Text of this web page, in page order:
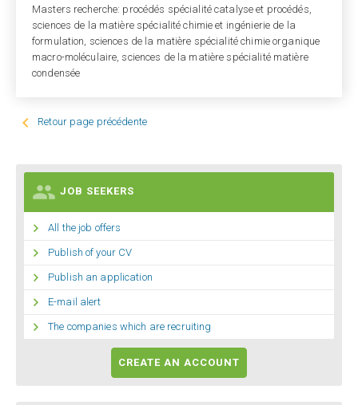
Masters recherche: procédés spécialité catalyse et procédés,
sciences de la matière spécialité chimie et ingénierie de la
formulation, sciences de la matière spécialité chimie organique
macro-moléculaire, sciences de la matière spécialité matière
condensée
 Retour page précédente
 JOB SEEKERS
 All the job offers
 Publish of your CV
 Publish an application
 E-mail alert
 The companies which are recruiting
CREATE AN ACCOUNT